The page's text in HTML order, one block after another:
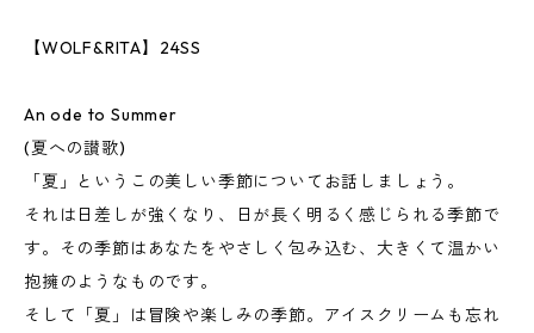
【WOLF&RITA】24SS
An ode to Summer
(夏への讃歌)
「夏」というこの美しい季節についてお話しましょう。
それは日差しが強くなり、日が長く明るく感じられる季節で
す。その季節はあなたをやさしく包み込む、大きくて温かい
抱擁のようなものです。
そして「夏」は冒険や楽しみの季節。アイスクリームも忘れ